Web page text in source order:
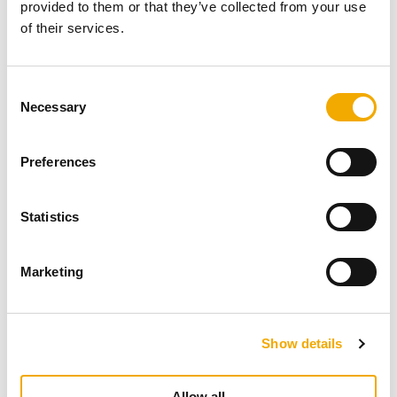
provided to them or that they’ve collected from your use
of their services.
Necessary
Preferences
Statistics
Marketing
Show details